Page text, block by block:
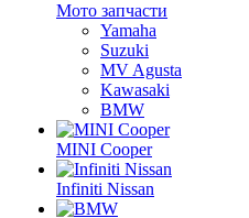
Мото запчасти
Yamaha
Suzuki
MV Agusta
Kawasaki
BMW
MINI Cooper
Infiniti Nissan